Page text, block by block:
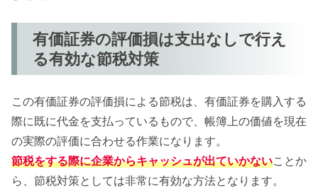
有価証券の評価損は支出なしで行え
る有効な節税対策
この有価証券の評価損による節税は、有価証券を購入する
際に既に代金を支払っているもので、帳簿上の価値を現在
の実際の評価に合わせる作業になります。
節税をする際に企業からキャッシュが出ていかないことか
ら、節税対策としては非常に有効な方法となります。